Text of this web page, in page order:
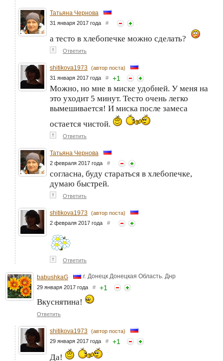
Татьяна Чернова
31 января 2017 года #
а тесто в хлебопечке можно сделать?
↑ Ответить
shitikova1973 (автор поста)
31 января 2017 года # +1
Можно, но мне в миске удобней. У меня на
это уходит 5 минут. Тесто очень легко
вымешивается! И миска после замеса
остается чистой.
↑ Ответить
Татьяна Чернова
2 февраля 2017 года #
согласна, буду стараться в хлебопечке,
думаю быстрей.
↑ Ответить
shitikova1973 (автор поста)
2 февраля 2017 года #
↑ Ответить
babushkaG г. Донецк Донецкая Область. Днр
29 января 2017 года # +1
Вкуснятина!
Ответить
shitikova1973 (автор поста)
29 января 2017 года # +1
Да!